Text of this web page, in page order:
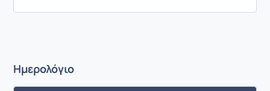
Ημερολόγιο